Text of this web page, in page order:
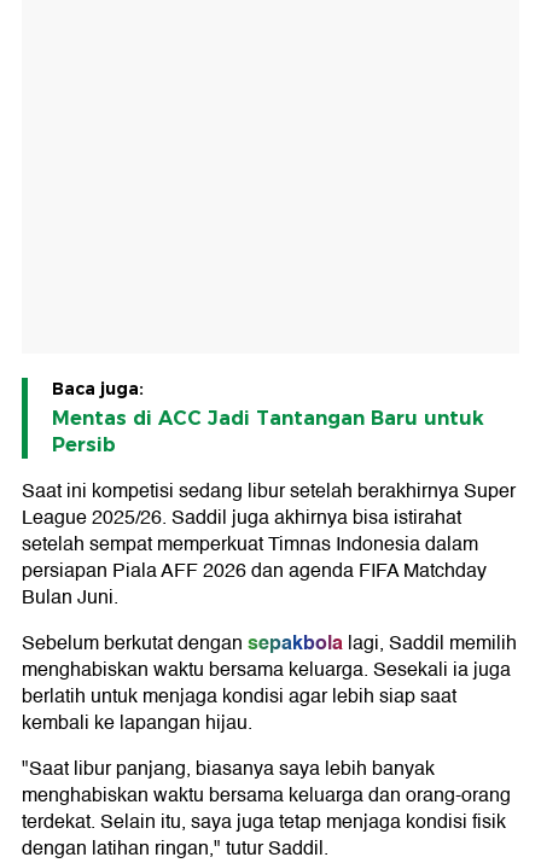
Baca juga:
Mentas di ACC Jadi Tantangan Baru untuk
Persib
Saat ini kompetisi sedang libur setelah berakhirnya Super
League 2025/26. Saddil juga akhirnya bisa istirahat
setelah sempat memperkuat Timnas Indonesia dalam
persiapan Piala AFF 2026 dan agenda FIFA Matchday
Bulan Juni.
Sebelum berkutat dengansepakbolalagi, Saddil memilih
menghabiskan waktu bersama keluarga. Sesekali ia juga
berlatih untuk menjaga kondisi agar lebih siap saat
kembali ke lapangan hijau.
"Saat libur panjang, biasanya saya lebih banyak
menghabiskan waktu bersama keluarga dan orang-orang
terdekat. Selain itu, saya juga tetap menjaga kondisi fisik
dengan latihan ringan," tutur Saddil.